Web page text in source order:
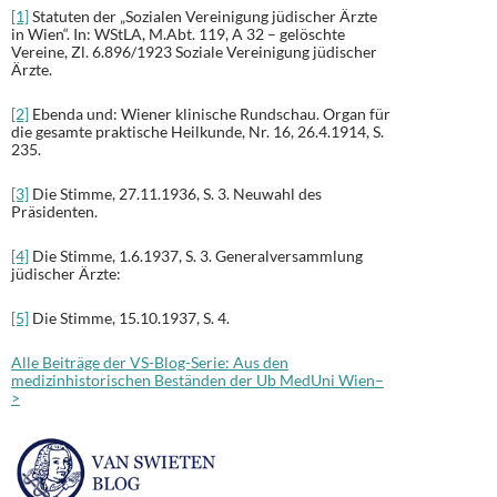
[1]Statuten der „Sozialen Vereinigung jüdischer Ärzte
in Wien“. In: WStLA, M.Abt. 119, A 32 – gelöschte
Vereine, Zl. 6.896/1923 Soziale Vereinigung jüdischer
Ärzte.
[2] Ebenda und: Wiener klinische Rundschau. Organ für
die gesamte praktische Heilkunde, Nr. 16, 26.4.1914, S.
235.
[3] Die Stimme, 27.11.1936, S. 3. Neuwahl des
Präsidenten.
[4] Die Stimme, 1.6.1937, S. 3. Generalversammlung
jüdischer Ärzte:
[5] Die Stimme, 15.10.1937, S. 4.
Alle Beiträge der VS-Blog-Serie: Aus den
medizinhistorischen Beständen der Ub MedUni Wien–
>